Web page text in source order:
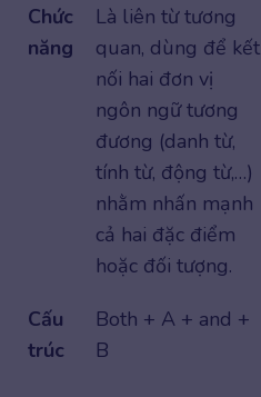
Chức
năng
Là liên từ tương
quan, dùng để kết
nối hai đơn vị
ngôn ngữ tương
đương (danh từ,
tính từ, động từ,…)
nhằm nhấn mạnh
cả hai đặc điểm
hoặc đối tượng.
Cấu
trúc
Both + A + and +
B